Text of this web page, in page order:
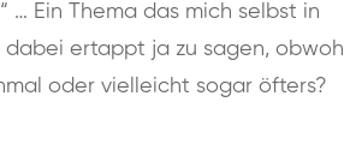
… Ein Thema das mich selbst in
ertappt ja zu sagen, obwohl
oder vielleicht sogar öfters?